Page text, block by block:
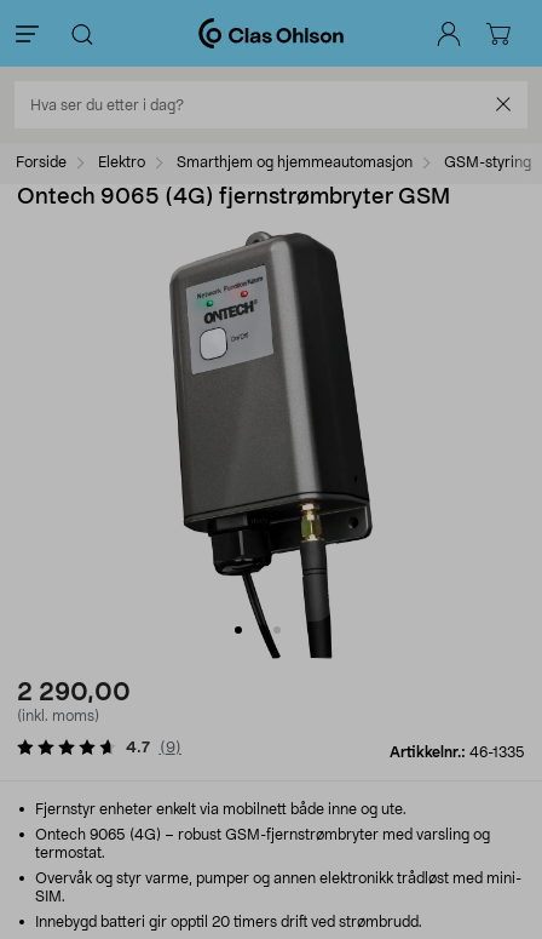
Forside Elektro Smarthjem og hjemmeautomasjon GSM-styring
Ontech 9065 (4G) fjernstrømbryter GSM
2 290,00
(inkl. moms)
Artikkelnr.: 46-1335
4.7 (9)
Fjernstyr enheter enkelt via mobilnett både inne og ute.
Ontech 9065 (4G) – robust GSM-fjernstrømbryter med varsling og
termostat.
Overvåk og styr varme, pumper og annen elektronikk trådløst med mini-
SIM.
Innebygd batteri gir opptil 20 timers drift ved strømbrudd.